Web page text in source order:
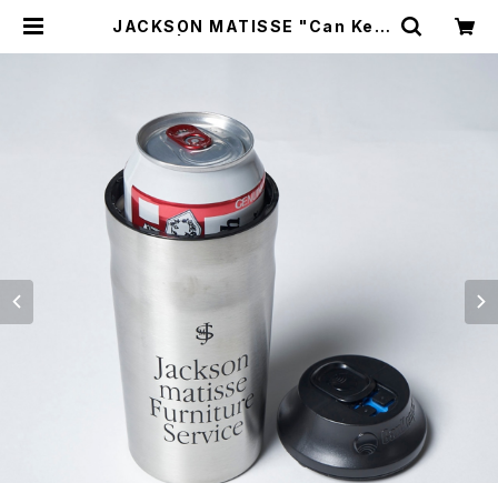
JACKSON MATISSE "Can Kee